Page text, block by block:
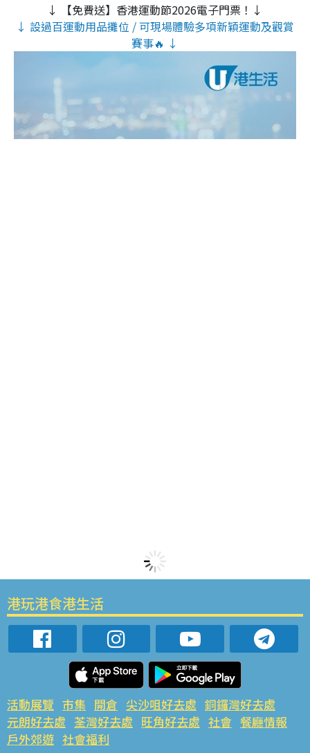
↓ 【免費送】香港運動節2026電子門票！↓
↓ 設過百運動用品攤位 / 可現場體驗多項新穎運動及觀賞
賽事🔥 ↓
港玩港食港生活
活動展覽 市集 開倉 尖沙咀好去處 銅鑼灣好去處
元朗好去處 荃灣好去處 旺角好去處 社會 餐廳情報
戶外郊遊 社會福利